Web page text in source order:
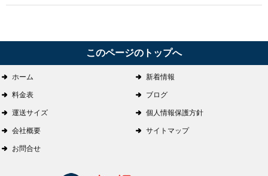
このページのトップへ
ホーム
料金表
運送サイズ
会社概要
お問合せ
新着情報
ブログ
個人情報保護方針
サイトマップ